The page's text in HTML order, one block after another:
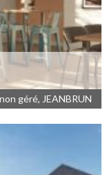
géré, JEANBRUN